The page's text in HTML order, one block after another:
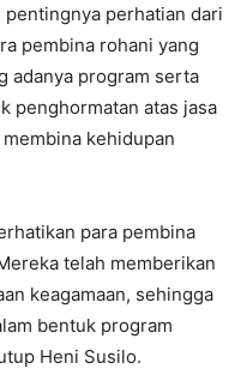
perhatian dari
pembina rohani yang
adanya program serta
penghormatan atas jasa
kehidupan
para pembina
telah memberikan
keagamaan, sehingga
bentuk program
Heni Susilo.